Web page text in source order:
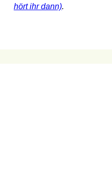
hört ihr dann).